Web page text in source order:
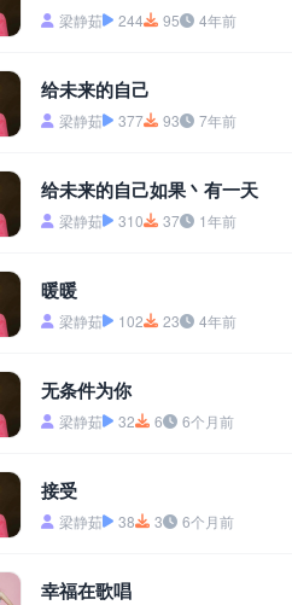
梁静茹 244 95 4年前
给未来的自己
梁静茹 377 93 7年前
给未来的自己如果丶有一天
梁静茹 310 37 1年前
暖暖
梁静茹 102 23 4年前
无条件为你
梁静茹 32 6 6个月前
接受
梁静茹 38 3 6个月前
幸福在歌唱